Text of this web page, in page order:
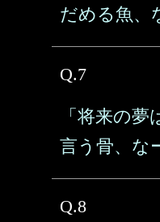
だめる魚、
Q.7
「将来の
言う骨、な
Q.8